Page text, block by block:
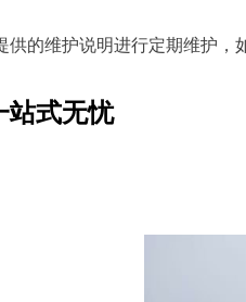
供的维护说明进行定期维护，
站式无忧